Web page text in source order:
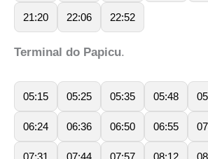
21:20 22:06 22:52
Terminal do Papicu.
05:15 05:25 05:35 05:48
06:24 06:36 06:50 06:55